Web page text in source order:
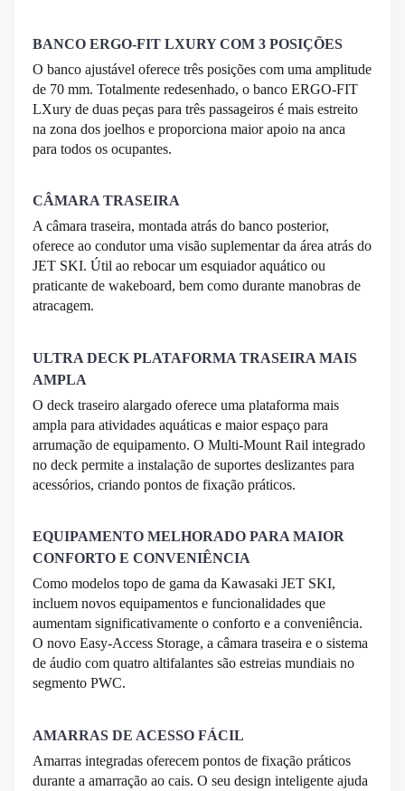
BANCO ERGO-FIT LXURY COM 3 POSIÇÕES
O banco ajustável oferece três posições com uma amplitude
de 70 mm. Totalmente redesenhado, o banco ERGO-FIT
LXury de duas peças para três passageiros é mais estreito
na zona dos joelhos e proporciona maior apoio na anca
para todos os ocupantes.
CÂMARA TRASEIRA
A câmara traseira, montada atrás do banco posterior,
oferece ao condutor uma visão suplementar da área atrás do
JET SKI. Útil ao rebocar um esquiador aquático ou
praticante de wakeboard, bem como durante manobras de
atracagem.
ULTRA DECK PLATAFORMA TRASEIRA MAIS
AMPLA
O deck traseiro alargado oferece uma plataforma mais
ampla para atividades aquáticas e maior espaço para
arrumação de equipamento. O Multi-Mount Rail integrado
no deck permite a instalação de suportes deslizantes para
acessórios, criando pontos de fixação práticos.
EQUIPAMENTO MELHORADO PARA MAIOR
CONFORTO E CONVENIÊNCIA
Como modelos topo de gama da Kawasaki JET SKI,
incluem novos equipamentos e funcionalidades que
aumentam significativamente o conforto e a conveniência.
O novo Easy-Access Storage, a câmara traseira e o sistema
de áudio com quatro altifalantes são estreias mundiais no
segmento PWC.
AMARRAS DE ACESSO FÁCIL
Amarras integradas oferecem pontos de fixação práticos
durante a amarração ao cais. O seu design inteligente ajuda